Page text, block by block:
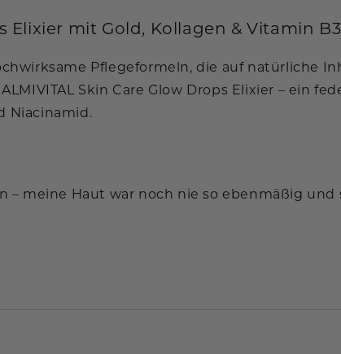
Elixier mit Gold, Kollagen & Vitamin B3
Pflegeformeln, die auf natürliche
Skin Care Glow Drops Elixier – ein
Niacinamid.
– meine Haut war noch nie so ebenmäßig und